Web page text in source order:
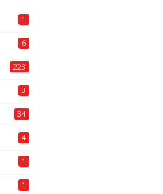
1
6
223
3
34
4
1
1